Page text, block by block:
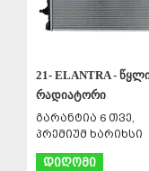
21- ELANTRA -
რადიატორი
გარანტია 6 თვე,
პრემიუმ ხარიხსი
დიღომი